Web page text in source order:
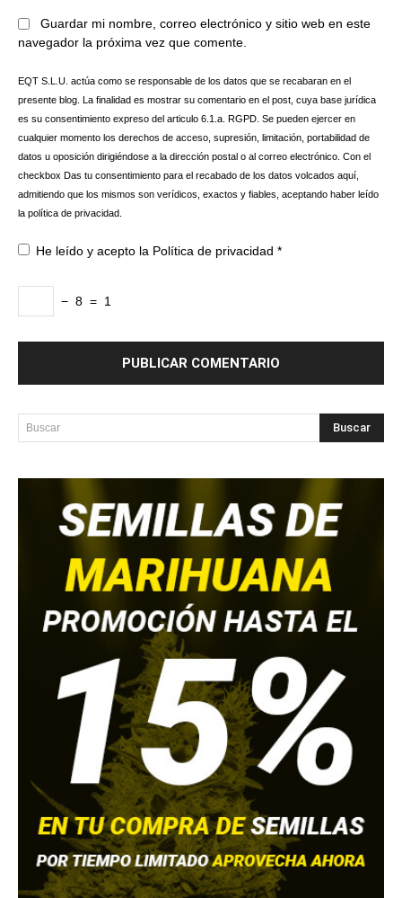
Guardar mi nombre, correo electrónico y sitio web en este
navegador la próxima vez que comente.
EQT S.L.U. actúa como se responsable de los datos que se recabaran en el
presente blog. La finalidad es mostrar su comentario en el post, cuya base jurídica
es su consentimiento expreso del articulo 6.1.a. RGPD. Se pueden ejercer en
cualquier momento los derechos de acceso, supresión, limitación, portabilidad de
datos u oposición dirigiéndose a la dirección postal o al correo electrónico. Con el
checkbox Das tu consentimiento para el recabado de los datos volcados aquí,
admitiendo que los mismos son verídicos, exactos y fiables, aceptando haber leído
la política de privacidad.
He leído y acepto la Política de privacidad *
− 8 = 1
Buscar Buscar